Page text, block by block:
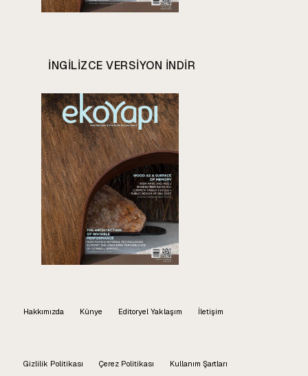
INGILIZCE VERSIYON INDIR
Hakkımızda Künye Editoryel Yaklaşım İletişim
Gizlilik Politikası Çerez Politikası Kullanım Şartları